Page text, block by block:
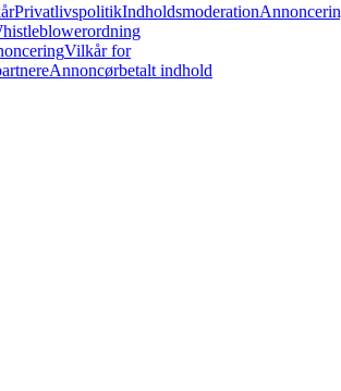
PrivatlivspolitikIndholdsmoderation
Vilkår for
Annoncørbetalt indhold